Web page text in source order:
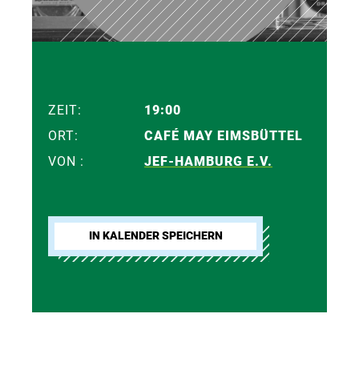
ZEIT:
19:00
ORT:
CAFÉ MAY EIMSBÜTTEL
VON :
JEF-HAMBURG E.V.
IN KALENDER SPEICHERN